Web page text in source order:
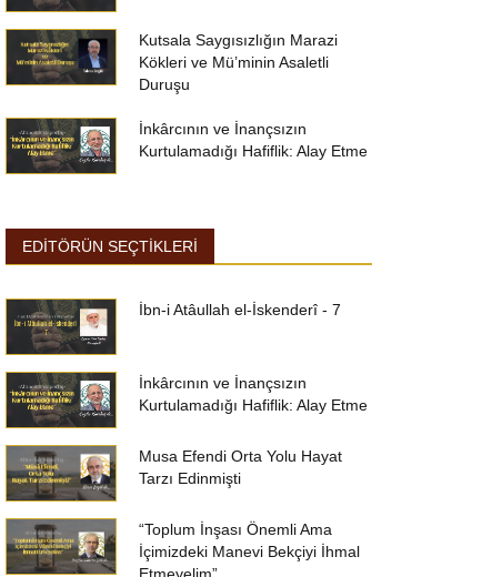
Kutsala Saygısızlığın Marazi
Kökleri ve Mü’minin Asaletli
Duruşu
İnkârcının ve İnançsızın
Kurtulamadığı Hafiflik: Alay Etme
EDİTÖRÜN SEÇTİKLERİ
İbn-i Atâullah el-İskenderî - 7
İnkârcının ve İnançsızın
Kurtulamadığı Hafiflik: Alay Etme
Musa Efendi Orta Yolu Hayat
Tarzı Edinmişti
“Toplum İnşası Önemli Ama
İçimizdeki Manevi Bekçiyi İhmal